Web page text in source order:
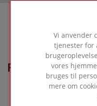
Vi anvender
tjenester for
vores
bruges til
mere om
FOAMGLAS®-